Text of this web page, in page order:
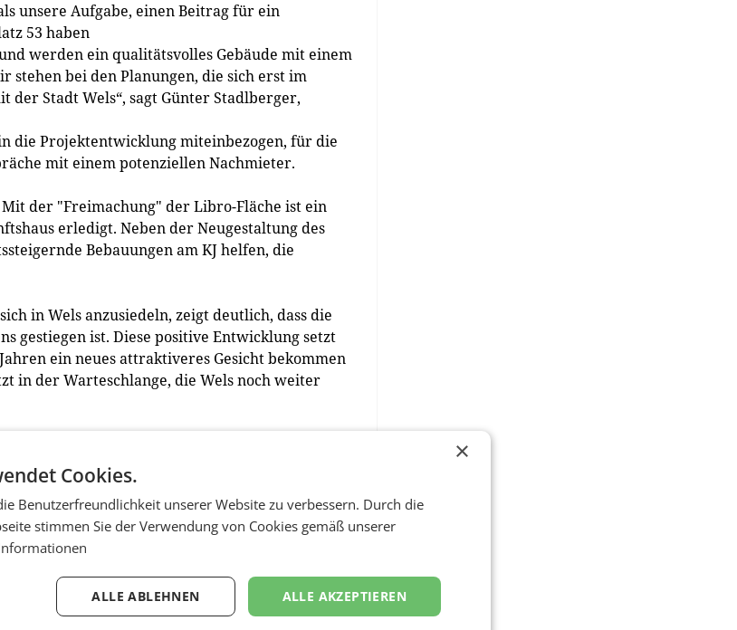
unsere Aufgabe, einen Beitrag für ein
53 haben
werden ein qualitätsvolles Gebäude mit einem
stehen bei den Planungen, die sich erst im
Stadt Wels“, sagt Günter Stadlberger,
die Projektentwicklung miteinbezogen, für die
mit einem potenziellen Nachmieter.
der "Freimachung" der Libro-Fläche ist ein
erledigt. Neben der Neugestaltung des
Bebauungen am KJ helfen, die
in Wels anzusiedeln, zeigt deutlich, dass die
gestiegen ist. Diese positive Entwicklung setzt
ein neues attraktiveres Gesicht bekommen
in der Warteschlange, die Wels noch weiter
Fenzl übersiedelt im Laufe Februar von
ist spezialisiert auf Telemetrie und Handel von
und B2B – Bereich.
bereits geschlossen und wird bis April
Schanigartens befindet sich derzeit ein
Kunden. (red)
×
Cookies.
Benutzerfreundlichkeit unserer Website zu verbessern. Durch die
stimmen Sie der Verwendung von Cookies gemäß unserer
ALLE AKZEPTIEREN
ALLE ABLEHNEN